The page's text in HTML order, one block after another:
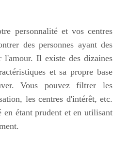
personnalité et vos centres
des personnes ayant des
l'amour. Il existe des dizaines
et sa propre base
Vous pouvez filtrer les
les centres d'intérêt, etc.
en étant prudent et en utilisant